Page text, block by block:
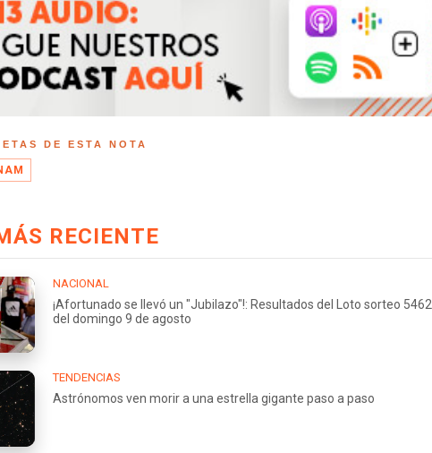
DE ESTA NOTA
RECIENTE
NACIONAL
¡Afortunado se llevó un "Jubilazo"!: Resultados del Loto sorteo 5462
del domingo 9 de agosto
TENDENCIAS
Astrónomos ven morir a una estrella gigante paso a paso